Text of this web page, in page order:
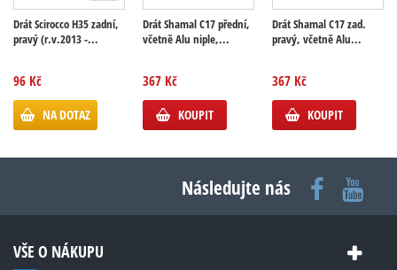
Drát Scirocco H35 zadní,
pravý (r.v.2013 -...
96 Kč
NA DOTAZ
Drát Shamal C17 přední,
včetně Alu niple,...
367 Kč
KOUPIT
Drát Shamal C17 zad.
pravý, včetně Alu...
367 Kč
KOUPIT
Následujte nás
VŠE O NÁKUPU